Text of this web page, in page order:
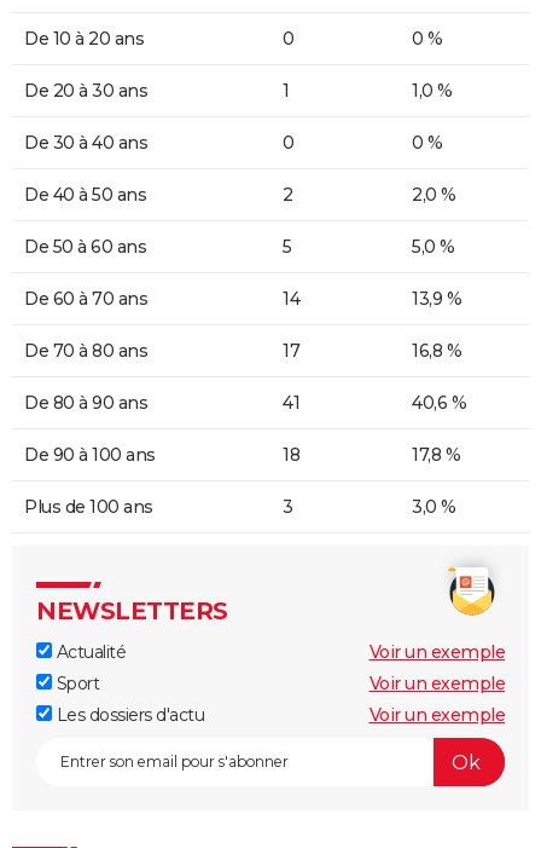
De 10 à 20 ans 0 0 %
De 20 à 30 ans 1 1,0 %
De 30 à 40 ans 0 0 %
De 40 à 50 ans 2 2,0 %
De 50 à 60 ans 5 5,0 %
De 60 à 70 ans 14 13,9 %
De 70 à 80 ans 17 16,8 %
De 80 à 90 ans 41 40,6 %
De 90 à 100 ans 18 17,8 %
Plus de 100 ans 3 3,0 %
NEWSLETTERS
Actualité
Voir un exemple
Sport
Voir un exemple
Les dossiers d'actu
Voir un exemple